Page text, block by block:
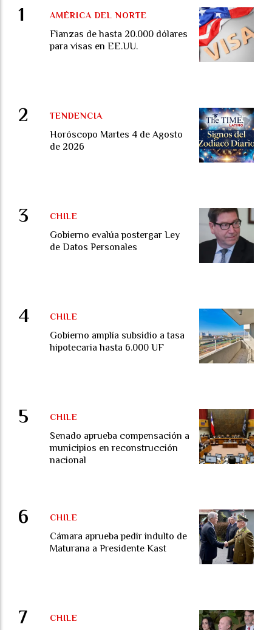
Fianzas de hasta 20.000 dólares
para visas en EE.UU.
AMÉRICA DEL NORTE
Horóscopo Martes 4 de Agosto
de 2026
TENDENCIA
Gobierno evalúa postergar Ley
de Datos Personales
CHILE
Gobierno amplía subsidio a tasa
hipotecaria hasta 6.000 UF
CHILE
Senado aprueba compensación a
municipios en reconstrucción
nacional
CHILE
Cámara aprueba pedir indulto de
Maturana a Presidente Kast
CHILE
CHILE